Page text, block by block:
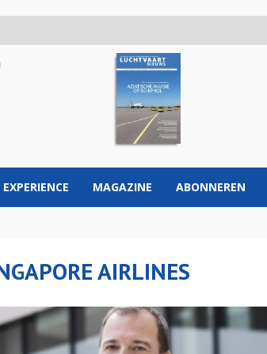
EXPERIENCE MAGAZINE ABONNEREN
AIRLINES